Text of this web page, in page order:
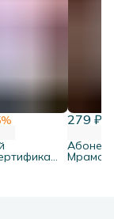
%
279 ₽